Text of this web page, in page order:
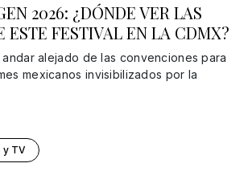
2026: ¿DÓNDE VER LAS
ESTE FESTIVAL EN LA CDMX?
alejado de las convenciones para
mexicanos invisibilizados por la
y TV